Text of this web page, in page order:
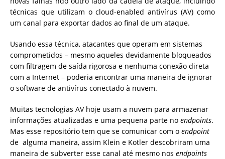
técnicas que utilizam o cloud-enabled antivírus (AV) como
um canal para exportar dados ao final de um ataque.
Usando essa técnica, atacantes que operam em sistemas
comprometidos – mesmo aqueles devidamente bloqueados
com filtragem de saída rigorosa e nenhuma conexão direta
com a Internet – poderia encontrar uma maneira de ignorar
o software de antivírus conectado à nuvem.
Muitas tecnologias AV hoje usam a nuvem para armazenar
informações atualizadas e uma pequena parte no endpoints.
Mas esse repositório tem que se comunicar com o endpoint
de alguma maneira, assim Klein e Kotler descobriram uma
maneira de subverter esse canal até mesmo nos endpoints